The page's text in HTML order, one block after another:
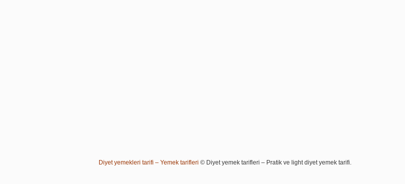
Diyet yemekleri tarifi – Yemek tarifleri © Diyet yemek tarifleri – Pratik ve light diyet yemek tarifi.